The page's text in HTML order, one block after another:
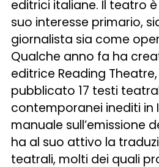
editrici italiane. Il teatro
suo interesse primario,
giornalista sia come
Qualche anno fa ha
editrice Reading
pubblicato 17 testi
contemporanei inediti in
manuale sull’emissione
ha al suo attivo la
teatrali, molti dei quali